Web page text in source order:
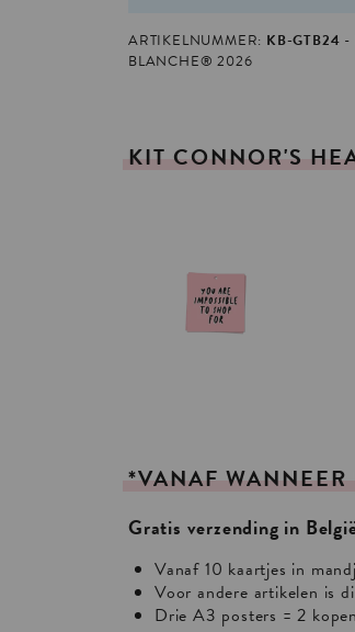
ARTIKELNUMMER: KB-GTB24
BLANCHE® 2026
KIT CONNOR'S
*VANAF WANNEER
Gratis verzending in
Vanaf 10 kaartjes in
Voor andere artikelen is
Drie A3 posters = 2